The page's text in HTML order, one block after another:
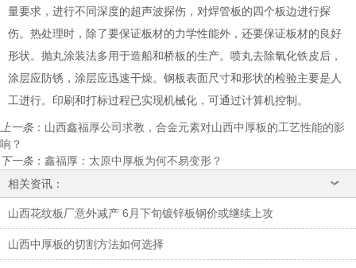
量要求，进行不同深度的超声波探伤，对焊管板的四个板边进行探
伤。热处理时，除了要保证板材的力学性能外，还要保证板材的良好
形状。抛丸涂装法多用于造船和桥板的生产。喷丸去除氧化铁皮后，
涂层应防锈，涂层应迅速干燥。钢板表面尺寸和形状的检验主要是人
工进行。印刷和打标过程已实现机械化，可通过计算机控制。
上一条： 山西鑫福厚公司求教，合金元素对山西中厚板的工艺性能的影
响？
下一条： 鑫福厚：太原中厚板为何不易变形？
相关资讯：
山西花纹板厂意外减产 6月下旬镀锌板钢价或继续上攻
山西中厚板的切割方法如何选择